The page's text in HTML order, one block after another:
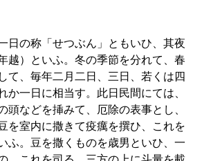
日の称「せつぶん」ともいひ、其夜
越）といふ。冬の季節を分れて、春
て、毎年二月二日、三日、若くは四
か一日に相当す。此日民間にては、
頭などを挿みて、厄除の表事とし、
を室内に撒きて疫癘を撰ひ、これを
ふ。豆を撒くものを歳男といひ、一